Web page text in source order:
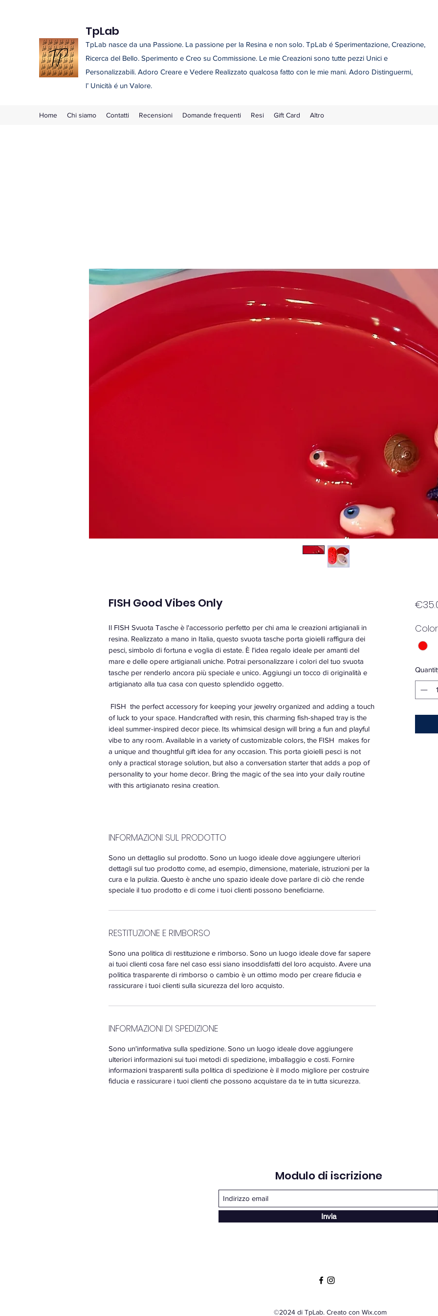
TpLab
TpLab nasce da una Passione. La passione per la Resina e non solo. TpLab é Sperimentazione, Creazione,
Ricerca del Bello. Sperimento e Creo su Commissione. Le mie Creazioni sono tutte pezzi Unici e
Personalizzabili. Adoro Creare e Vedere Realizzato qualcosa fatto con le mie mani. Adoro Distinguermi,
l’ Unicità é un Valore.
Home Chi siamo Contatti Recensioni Domande frequenti Resi Gift Card Altro
FISH Good Vibes Only
Il FISH Svuota Tasche è l'accessorio perfetto per chi ama le creazioni artigianali in
resina. Realizzato a mano in Italia, questo svuota tasche porta gioielli raffigura dei
pesci, simbolo di fortuna e voglia di estate. È l'idea regalo ideale per amanti del
mare e delle opere artigianali uniche. Potrai personalizzare i colori del tuo svuota
tasche per renderlo ancora più speciale e unico. Aggiungi un tocco di originalità e
artigianato alla tua casa con questo splendido oggetto.
FISH the perfect accessory for keeping your jewelry organized and adding a touch
of luck to your space. Handcrafted with resin, this charming fish-shaped tray is the
ideal summer-inspired decor piece. Its whimsical design will bring a fun and playful
vibe to any room. Available in a variety of customizable colors, the FISH makes for
a unique and thoughtful gift idea for any occasion. This porta gioielli pesci is not
only a practical storage solution, but also a conversation starter that adds a pop of
personality to your home decor. Bring the magic of the sea into your daily routine
with this artigianato resina creation.
INFORMAZIONI SUL PRODOTTO
Sono un dettaglio sul prodotto. Sono un luogo ideale dove aggiungere ulteriori
dettagli sul tuo prodotto come, ad esempio, dimensione, materiale, istruzioni per la
cura e la pulizia. Questo è anche uno spazio ideale dove parlare di ciò che rende
speciale il tuo prodotto e di come i tuoi clienti possono beneficiarne.
RESTITUZIONE E RIMBORSO
Sono una politica di restituzione e rimborso. Sono un luogo ideale dove far sapere
ai tuoi clienti cosa fare nel caso essi siano insoddisfatti del loro acquisto. Avere una
politica trasparente di rimborso o cambio è un ottimo modo per creare fiducia e
rassicurare i tuoi clienti sulla sicurezza del loro acquisto.
INFORMAZIONI DI SPEDIZIONE
Sono un'informativa sulla spedizione. Sono un luogo ideale dove aggiungere
ulteriori informazioni sui tuoi metodi di spedizione, imballaggio e costi. Fornire
informazioni trasparenti sulla politica di spedizione è il modo migliore per costruire
fiducia e rassicurare i tuoi clienti che possono acquistare da te in tutta sicurezza.
Modulo di iscrizione
Invia
©2024 di TpLab. Creato con Wix.com